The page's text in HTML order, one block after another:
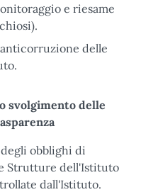
e riesame
delle
svolgimento delle
obblighi di
Strutture dell'Istituto
dall'Istituto.